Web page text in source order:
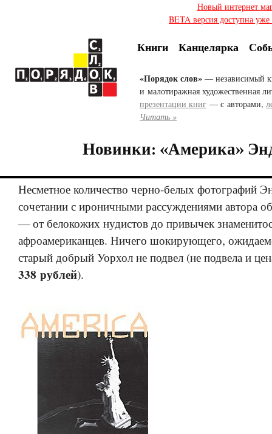
Новый интернет
BETA версия доступна
Книги Канцелярка
«Порядок слов» — независимый
и малотиражная художественная
презентации книг — с авторами,
Читать »
Новинки: «Америка»
Несметное количество черно-белых фотографий
сочетании с ироничными рассуждениями автора
— от белокожих нудистов до привычек
афроамериканцев. Ничего шокирующего,
старый добрый Уорхол не подвел (не подвела и
338 рублей).